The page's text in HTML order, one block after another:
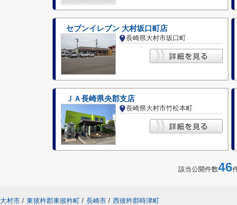
セブンイレブン 大村坂口町店
長崎県大村市坂口町
ＪＡ長崎県央郡支店
長崎県大村市竹松本町
該当公開件数46
大村市 / 東彼杵郡東彼杵町 / 長崎市 / 西彼杵郡時津町